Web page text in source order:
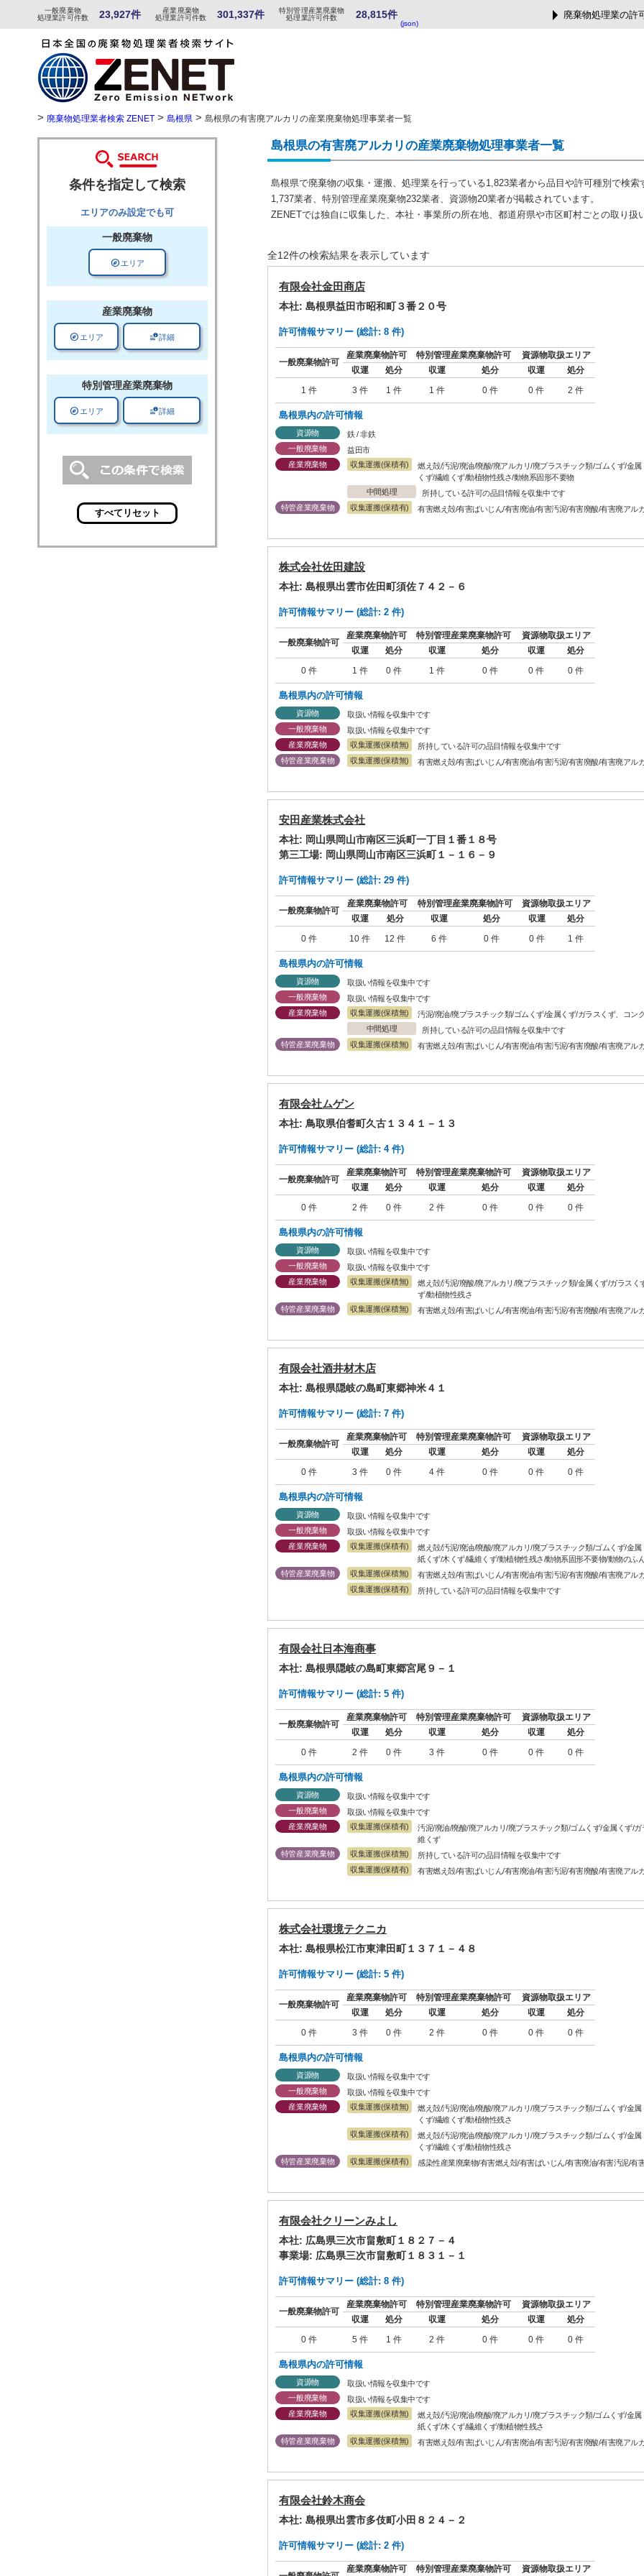
一般廃棄物
処理業許可件数
23,927件 産業廃棄物
処理業許可件数
301,337件 特別管理産業廃棄物
処理業許可件数
28,815件
(json)
廃棄物処理業の許
> 廃棄物処理業者検索 ZENET > 島根県 > 島根県の有害廃アルカリの産業廃棄物処理事業者一覧
条件を指定して検索
エリアのみ設定でも可
一般廃棄物
explore エリア
産業廃棄物
explore エリア data_info_alert詳細
特別管理産業廃棄物
explore エリア data_info_alert詳細
島根県の有害廃アルカリの産業廃棄物処理事業者一覧
島根県で廃棄物の収集・運搬、処理業を行っている1,823業者から品目や許可種別で検
1,737業者、特別管理産業廃棄物232業者、資源物20業者が掲載されています。
ZENETでは独自に収集した、本社・事業所の所在地、都道府県や市区町村ごとの取り扱
全12件の検索結果を表示しています
有限会社金田商店
本社: 島根県益田市昭和町３番２０号
許可情報サマリー (総計: 8 件)
一般廃棄物許可
産業廃棄物許可 特別管理産業廃棄物許可
資源物取扱エリア
収運
処分 収運 処分 収運
処分
1 件
3 件 1 件 1 件 0 件 0 件 2 件
島根県内の許可情報
資源物
鉄 / 非鉄
一般廃棄物
益田市
産業廃棄物
収集運搬(保積有)
燃え殻/汚泥/廃油/廃酸/廃アルカリ/廃プラスチック類/ゴムくず/金
くず/繊維くず/動植物性残さ/動物系固形不要物
中間処理
所持している許可の品目情報を収集中です
特管産業廃棄物
収集運搬(保積有) 有害燃え殻/有害ばいじん/有害廃油/有害汚泥/有害廃酸/有害廃アル
株式会社佐田建設
本社: 島根県出雲市佐田町須佐７４２－６
許可情報サマリー (総計: 2 件)
一般廃棄物許可
産業廃棄物許可 特別管理産業廃棄物許可
資源物取扱エリア
収運
処分 収運 処分 収運
処分
0 件
1 件 0 件 1 件 0 件 0 件 0 件
島根県内の許可情報
資源物
取扱い情報を収集中です
一般廃棄物
取扱い情報を収集中です
産業廃棄物
収集運搬(保積無)
所持している許可の品目情報を収集中です
特管産業廃棄物
収集運搬(保積無) 有害燃え殻/有害ばいじん/有害廃油/有害汚泥/有害廃酸/有害廃アル
安田産業株式会社
本社: 岡山県岡山市南区三浜町一丁目１番１８号
第三工場: 岡山県岡山市南区三浜町１－１６－９
許可情報サマリー (総計: 29 件)
一般廃棄物許可
産業廃棄物許可 特別管理産業廃棄物許可
資源物取扱エリア
収運
処分 収運 処分 収運
処分
0 件
10 件 12 件 6 件 0 件 0 件 1 件
島根県内の許可情報
資源物
取扱い情報を収集中です
一般廃棄物
取扱い情報を収集中です
産業廃棄物
収集運搬(保積無)
汚泥/廃油/廃プラスチック類/ゴムくず/金属くず/ガラスくず、コ
中間処理
所持している許可の品目情報を収集中です
特管産業廃棄物
収集運搬(保積無) 有害燃え殻/有害ばいじん/有害廃油/有害汚泥/有害廃酸/有害廃アル
有限会社ムゲン
本社: 鳥取県伯耆町久古１３４１－１３
許可情報サマリー (総計: 4 件)
一般廃棄物許可
産業廃棄物許可 特別管理産業廃棄物許可
資源物取扱エリア
収運
処分 収運 処分 収運
処分
0 件
2 件 0 件 2 件 0 件 0 件 0 件
島根県内の許可情報
資源物
取扱い情報を収集中です
一般廃棄物
取扱い情報を収集中です
産業廃棄物
収集運搬(保積無)
燃え殻/汚泥/廃酸/廃アルカリ/廃プラスチック類/金属くず/ガラス
ず/動植物性残さ
特管産業廃棄物
収集運搬(保積無) 有害燃え殻/有害ばいじん/有害廃油/有害汚泥/有害廃酸/有害廃アル
有限会社酒井材木店
本社: 島根県隠岐の島町東郷神米４１
許可情報サマリー (総計: 7 件)
一般廃棄物許可
産業廃棄物許可 特別管理産業廃棄物許可
資源物取扱エリア
収運
処分 収運 処分 収運
処分
0 件
3 件 0 件 4 件 0 件 0 件 0 件
島根県内の許可情報
資源物
取扱い情報を収集中です
一般廃棄物
取扱い情報を収集中です
産業廃棄物
収集運搬(保積有)
燃え殻/汚泥/廃油/廃酸/廃アルカリ/廃プラスチック類/ゴムくず/金
紙くず/木くず/繊維くず/動植物性残さ/動物系固形不要物/動物のふ
特管産業廃棄物
収集運搬(保積無)
有害燃え殻/有害ばいじん/有害廃油/有害汚泥/有害廃酸/有害廃アル
収集運搬(保積有)
所持している許可の品目情報を収集中です
有限会社日本海商事
本社: 島根県隠岐の島町東郷宮尾９－１
許可情報サマリー (総計: 5 件)
一般廃棄物許可
産業廃棄物許可 特別管理産業廃棄物許可
資源物取扱エリア
収運
処分 収運 処分 収運
処分
0 件
2 件 0 件 3 件 0 件 0 件 0 件
島根県内の許可情報
資源物
取扱い情報を収集中です
一般廃棄物
取扱い情報を収集中です
産業廃棄物
収集運搬(保積有)
汚泥/廃油/廃酸/廃アルカリ/廃プラスチック類/ゴムくず/金属くず/
維くず
特管産業廃棄物
収集運搬(保積無)
所持している許可の品目情報を収集中です
収集運搬(保積有)
有害燃え殻/有害ばいじん/有害廃油/有害汚泥/有害廃酸/有害廃アル
株式会社環境テクニカ
本社: 島根県松江市東津田町１３７１－４８
許可情報サマリー (総計: 5 件)
一般廃棄物許可
産業廃棄物許可 特別管理産業廃棄物許可
資源物取扱エリア
収運
処分 収運 処分 収運
処分
0 件
3 件 0 件 2 件 0 件 0 件 0 件
島根県内の許可情報
資源物
取扱い情報を収集中です
一般廃棄物
取扱い情報を収集中です
産業廃棄物
収集運搬(保積無)
燃え殻/汚泥/廃油/廃酸/廃アルカリ/廃プラスチック類/ゴムくず/金
くず/繊維くず/動植物性残さ
収集運搬(保積有)
燃え殻/汚泥/廃油/廃酸/廃アルカリ/廃プラスチック類/ゴムくず/金
くず/繊維くず/動植物性残さ
特管産業廃棄物
収集運搬(保積有) 感染性産業廃棄物/有害燃え殻/有害ばいじん/有害廃油/有害汚泥/有
有限会社クリーンみよし
本社: 広島県三次市畠敷町１８２７－４
事業場: 広島県三次市畠敷町１８３１－１
許可情報サマリー (総計: 8 件)
一般廃棄物許可
産業廃棄物許可 特別管理産業廃棄物許可
資源物取扱エリア
収運
処分 収運 処分 収運
処分
0 件
5 件 1 件 2 件 0 件 0 件 0 件
島根県内の許可情報
資源物
取扱い情報を収集中です
一般廃棄物
取扱い情報を収集中です
産業廃棄物
収集運搬(保積無)
燃え殻/汚泥/廃油/廃酸/廃アルカリ/廃プラスチック類/ゴムくず/金
紙くず/木くず/繊維くず/動植物性残さ
特管産業廃棄物
収集運搬(保積無) 有害燃え殻/有害ばいじん/有害廃油/有害汚泥/有害廃酸/有害廃アル
有限会社鈴木商会
本社: 島根県出雲市多伎町小田８２４－２
許可情報サマリー (総計: 2 件)
産業廃棄物許可 特別管理産業廃棄物許可 資源物取扱エリア